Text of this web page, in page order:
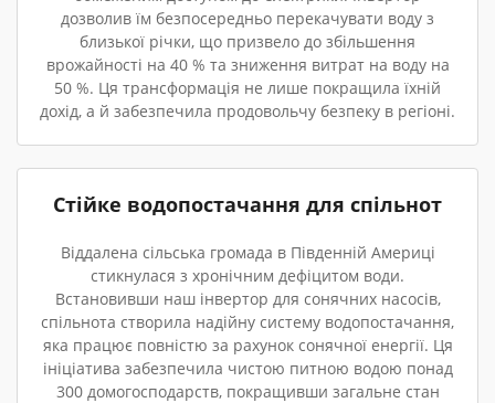
дозволив їм безпосередньо перекачувати воду з
близької річки, що призвело до збільшення
врожайності на 40 % та зниження витрат на воду на
50 %. Ця трансформація не лише покращила їхній
дохід, а й забезпечила продовольчу безпеку в регіоні.
Стійке водопостачання для спільнот
Віддалена сільська громада в Південній Америці
стикнулася з хронічним дефіцитом води.
Встановивши наш інвертор для сонячних насосів,
спільнота створила надійну систему водопостачання,
яка працює повністю за рахунок сонячної енергії. Ця
ініціатива забезпечила чистою питною водою понад
300 домогосподарств, покращивши загальне стан